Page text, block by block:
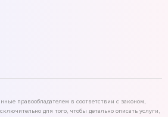
правообладателем в соответствии с законом,
для того, чтобы детально описать услуги,